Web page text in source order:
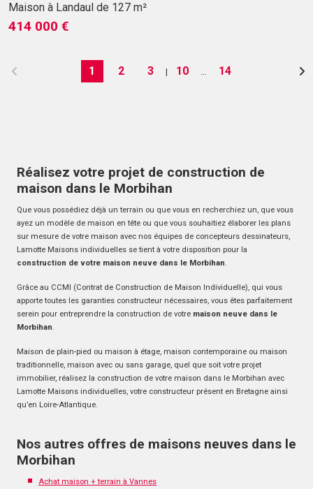
Maison à Landaul de 127 m²
414 000 €
1 2 3 | 10 14
Réalisez votre projet de construction de
maison dans le Morbihan
Que vous possédiez déjà un terrain ou que vous en recherchiez un, que vous
ayez un modèle de maison en tête ou que vous souhaitiez élaborer les plans
sur mesure de votre maison avec nos équipes de concepteurs dessinateurs,
Lamotte Maisons individuelles se tient à votre disposition pour la
construction de votre maison neuve dans le Morbihan.
Grâce au CCMI (Contrat de Construction de Maison Individuelle), qui vous
apporte toutes les garanties constructeur nécessaires, vous êtes parfaitement
serein pour entreprendre la construction de votre maison neuve dans le
Morbihan.
Maison de plain-pied ou maison à étage, maison contemporaine ou maison
traditionnelle, maison avec ou sans garage, quel que soit votre projet
immobilier, réalisez la construction de votre maison dans le Morbihan avec
Lamotte Maisons individuelles, votre constructeur présent en Bretagne ainsi
qu’en Loire-Atlantique.
Nos autres offres de maisons neuves dans le
Morbihan
Achat maison + terrain à Vannes